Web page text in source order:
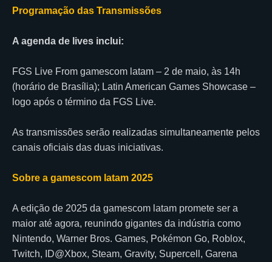
Programação das Transmissões
A agenda de lives inclui:
FGS Live From gamescom latam – 2 de maio, às 14h
(horário de Brasília); Latin American Games Showcase –
logo após o término da FGS Live.
As transmissões serão realizadas simultaneamente pelos
canais oficiais das duas iniciativas.
Sobre a gamescom latam 2025
A edição de 2025 da gamescom latam promete ser a
maior até agora, reunindo gigantes da indústria como
Nintendo, Warner Bros. Games, Pokémon Go, Roblox,
Twitch, ID@Xbox, Steam, Gravity, Supercell, Garena